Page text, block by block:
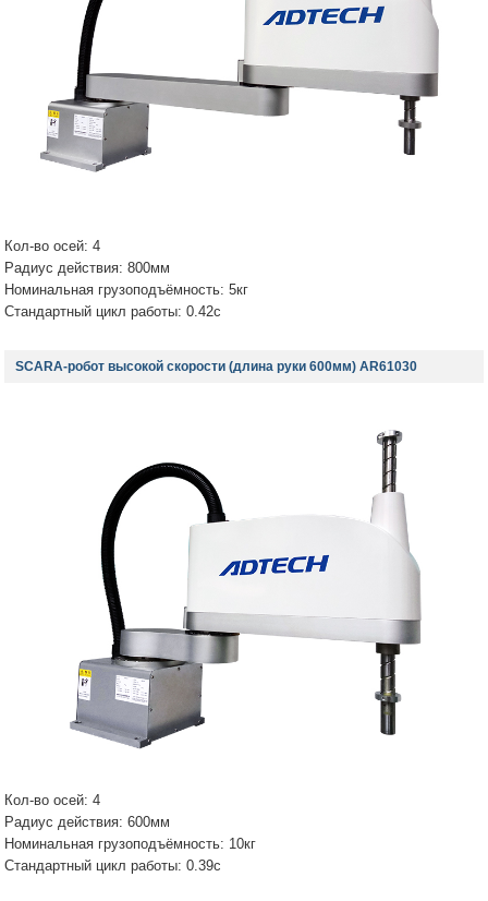
Кол-во осей: 4
Радиус действия: 800мм
Номинальная грузоподъёмность: 5кг
Стандартный цикл работы: 0.42с
SCARA-робот высокой скорости (длина руки 600мм) AR61030
Кол-во осей: 4
Радиус действия: 600мм
Номинальная грузоподъёмность: 10кг
Стандартный цикл работы: 0.39с